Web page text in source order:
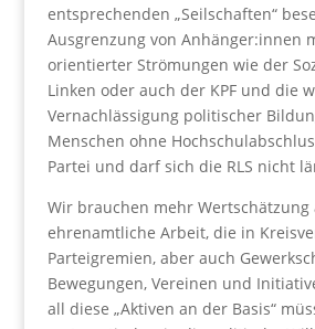
entsprechenden „Seilschaften“
Ausgrenzung von Anhänger:innen
orientierter Strömungen wie der
Linken oder auch der KPF und die
Vernachlässigung politischer
Menschen ohne
Partei und darf sich die RLS nicht
Wir brauchen mehr
ehrenamtliche Arbeit, die in
Parteigremien, aber auch
Bewegungen, Vereinen und
all diese „Aktiven an der Basis“